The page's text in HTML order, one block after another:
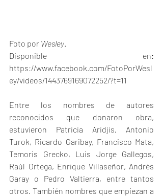
Foto por Wesley.
https://www.facebook.com/FotoPorWesl
ey/videos/1443769169072252/?t=11
Entre los nombres de autores
reconocidos que donaron obra,
estuvieron Patricia Aridjis, Antonio
Turok, Ricardo Garibay, Francisco Mata,
Temoris Grecko, Luis Jorge Gallegos,
Raúl Ortega, Enrique Villaseñor, Andrés
Garay o Pedro Valtierra, entre tantos
otros. También nombres que empiezan a